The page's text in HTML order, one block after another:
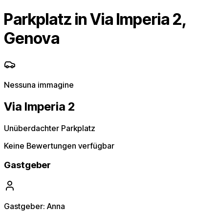
Parkplatz in Via Imperia 2,
Genova
Nessuna immagine
Via Imperia 2
Unüberdachter Parkplatz
Keine Bewertungen verfügbar
Gastgeber
Gastgeber: Anna